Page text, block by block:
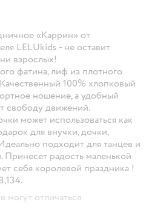
«Каррин» от
LELUkids - не оставит
взрослых!
фатина, лиф из плотного
100% хлопковый
ношение, а удобный
свободу движений.
может использоваться как
для внучки, дочки,
подходит для танцев и
радость маленькой
себя королевой праздника !
могут отличаться